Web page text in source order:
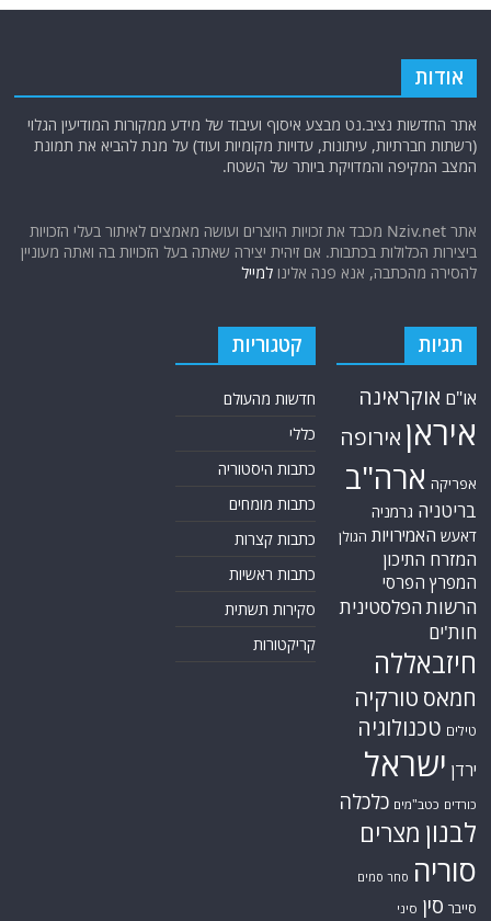
אודות
אתר החדשות נציב.נט מבצע איסוף ועיבוד של מידע ממקורות המודיעין הגלוי
(רשתות חברתיות, עיתונות, עדויות מקומיות ועוד) על מנת להביא את תמונת
המצב המקיפה והמדויקת ביותר של השטח.
אתר Nziv.net מכבד את זכויות היוצרים ועושה מאמצים לאיתור בעלי הזכויות
ביצירות הכלולות בכתבות. אם זיהית יצירה שאתה בעל הזכויות בה ואתה מעוניין
להסירה מהכתבה, אנא פנה אלינולמייל
תגיות
או"ם אוקראינה
איראן אירופה
אפריקה ארה"ב
בריטניה גרמניה
דאעש האמירויות הגולן
המזרח התיכון
המפרץ הפרסי
הרשות הפלסטינית
חות'ים
חיזבאללה
חמאס טורקיה
טילים טכנולוגיה
ירדן ישראל
כורדים כטב"מים כלכלה
לבנון מצרים
סוריה סחר סמים
סייבר סין סיני
קטגוריות
חדשות מהעולם
כללי
כתבות היסטוריה
כתבות מומחים
כתבות קצרות
כתבות ראשיות
סקירות תשתית
קריקטורות